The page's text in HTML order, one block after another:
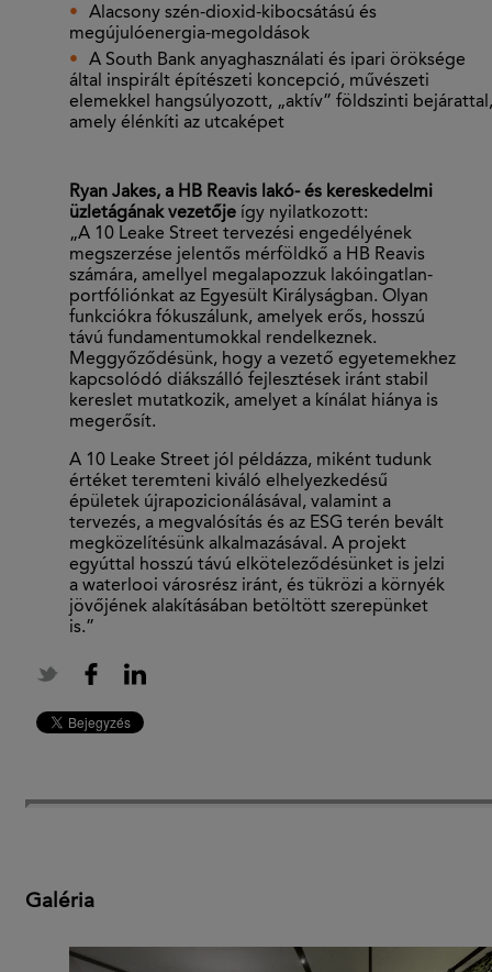
Alacsony szén-dioxid-kibocsátású és
megújulóenergia-megoldások
A South Bank anyaghasználati és ipari öröksége
által inspirált építészeti koncepció, művészeti
elemekkel hangsúlyozott, „aktív” földszinti bejárattal,
amely élénkíti az utcaképet
Ryan Jakes, a HB Reavis lakó- és kereskedelmi
üzletágának vezetője így nyilatkozott:
„A 10 Leake Street tervezési engedélyének
megszerzése jelentős mérföldkő a HB Reavis
számára, amellyel megalapozzuk lakóingatlan-
portfóliónkat az Egyesült Királyságban. Olyan
funkciókra fókuszálunk, amelyek erős, hosszú
távú fundamentumokkal rendelkeznek.
Meggyőződésünk, hogy a vezető egyetemekhez
kapcsolódó diákszálló fejlesztések iránt stabil
kereslet mutatkozik, amelyet a kínálat hiánya is
megerősít.
A 10 Leake Street jól példázza, miként tudunk
értéket teremteni kiváló elhelyezkedésű
épületek újrapozicionálásával, valamint a
tervezés, a megvalósítás és az ESG terén bevált
megközelítésünk alkalmazásával. A projekt
egyúttal hosszú távú elköteleződésünket is jelzi
a waterlooi városrész iránt, és tükrözi a környék
jövőjének alakításában betöltött szerepünket
is.”
Galéria